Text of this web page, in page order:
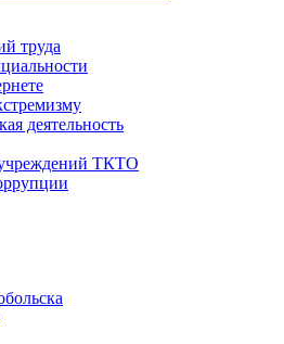
труда
деятельность
ТКТО